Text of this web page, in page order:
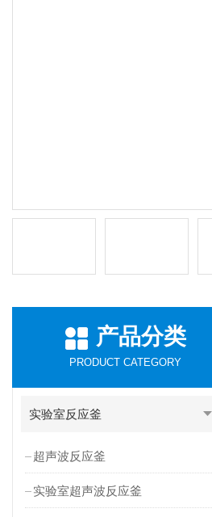
产品分类
PRODUCT CATEGORY
实验室反应釜
超声波反应釜
实验室超声波反应釜